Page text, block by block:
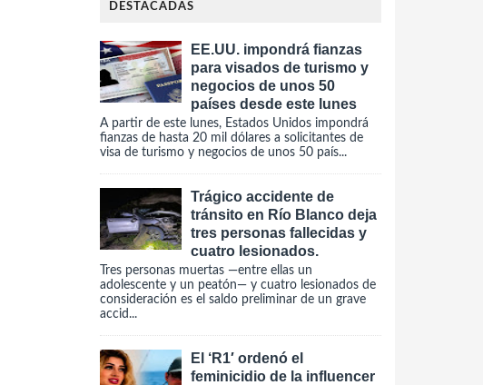
DESTACADAS
EE.UU. impondrá fianzas
para visados de turismo y
negocios de unos 50
países desde este lunes
A partir de este lunes, Estados Unidos impondrá
fianzas de hasta 20 mil dólares a solicitantes de
visa de turismo y negocios de unos 50 país...
Trágico accidente de
tránsito en Río Blanco deja
tres personas fallecidas y
cuatro lesionados.
Tres personas muertas —entre ellas un
adolescente y un peatón— y cuatro lesionados de
consideración es el saldo preliminar de un grave
accid...
El ‘R1′ ordenó el
feminicidio de la influencer